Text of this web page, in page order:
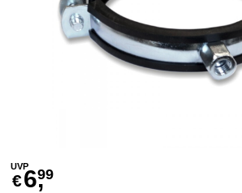
UVP
€6,99